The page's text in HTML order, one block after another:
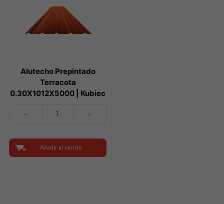
Alutecho Prepintado
Terracota
0.30X1012X5000 | Kubiec
0.30X1012X5000
Kubiec
Añadir al carrito